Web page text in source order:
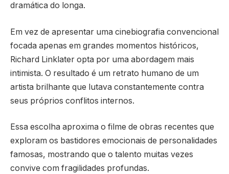
dramática do longa.
Em vez de apresentar uma cinebiografia convencional
focada apenas em grandes momentos históricos,
Richard Linklater opta por uma abordagem mais
intimista. O resultado é um retrato humano de um
artista brilhante que lutava constantemente contra
seus próprios conflitos internos.
Essa escolha aproxima o filme de obras recentes que
exploram os bastidores emocionais de personalidades
famosas, mostrando que o talento muitas vezes
convive com fragilidades profundas.